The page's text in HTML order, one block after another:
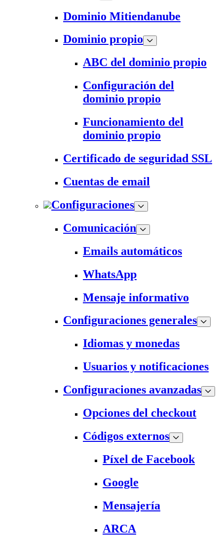
Dominio Mitiendanube
Dominio propio
ABC del dominio propio
Configuración del
dominio propio
Funcionamiento del
dominio propio
Certificado de seguridad SSL
Cuentas de email
Configuraciones
Comunicación
Emails automáticos
WhatsApp
Mensaje informativo
Configuraciones generales
Idiomas y monedas
Usuarios y notificaciones
Configuraciones avanzadas
Opciones del checkout
Códigos externos
Píxel de Facebook
Google
Mensajería
ARCA